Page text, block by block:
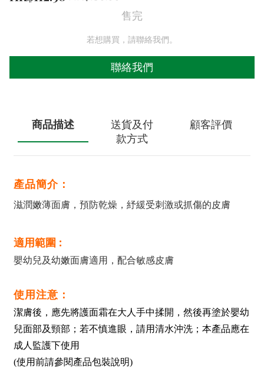
售完
若想購買，請聯絡我們。
聯絡我們
商品描述
送貨及付
款方式
顧客評價
產品簡介：
滋潤嫩薄面膚，預防乾燥，紓緩受刺激或抓傷的皮膚
適用範圍 :
嬰幼兒及幼嫩面膚適用，配合敏感皮膚
使用注意：
潔膚後，應先將護面霜在大人手中揉開，然後再塗於嬰幼
兒面部及頸部；若不慎進眼，請用清水沖洗；本產品應在
成人監護下使用
(使用前請參閱產品包裝說明)